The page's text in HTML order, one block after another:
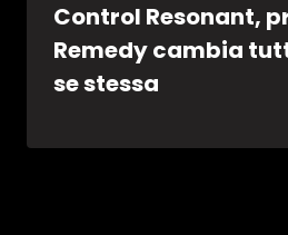
Control Resonant,
Remedy cambia
se stessa